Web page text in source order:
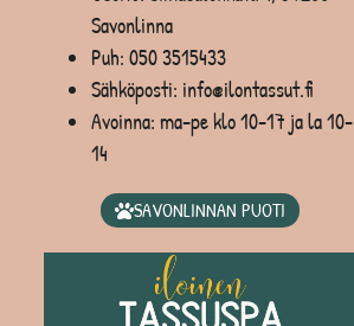
Savonlinna
Puh: 050 3515433
Sähköposti: info@ilontassut.fi
Avoinna: ma-pe klo 10-17 ja la 10-
14
SAVONLINNAN PUOTI